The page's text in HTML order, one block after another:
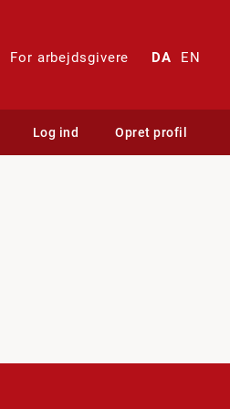
For arbejdsgivere DA EN
Log ind Opret profil